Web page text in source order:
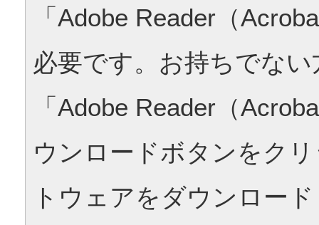
「Adobe Reader（
必要です。お持ちでな
「Adobe Reader（
ウンロードボタンをク
トウェアをダウンロー